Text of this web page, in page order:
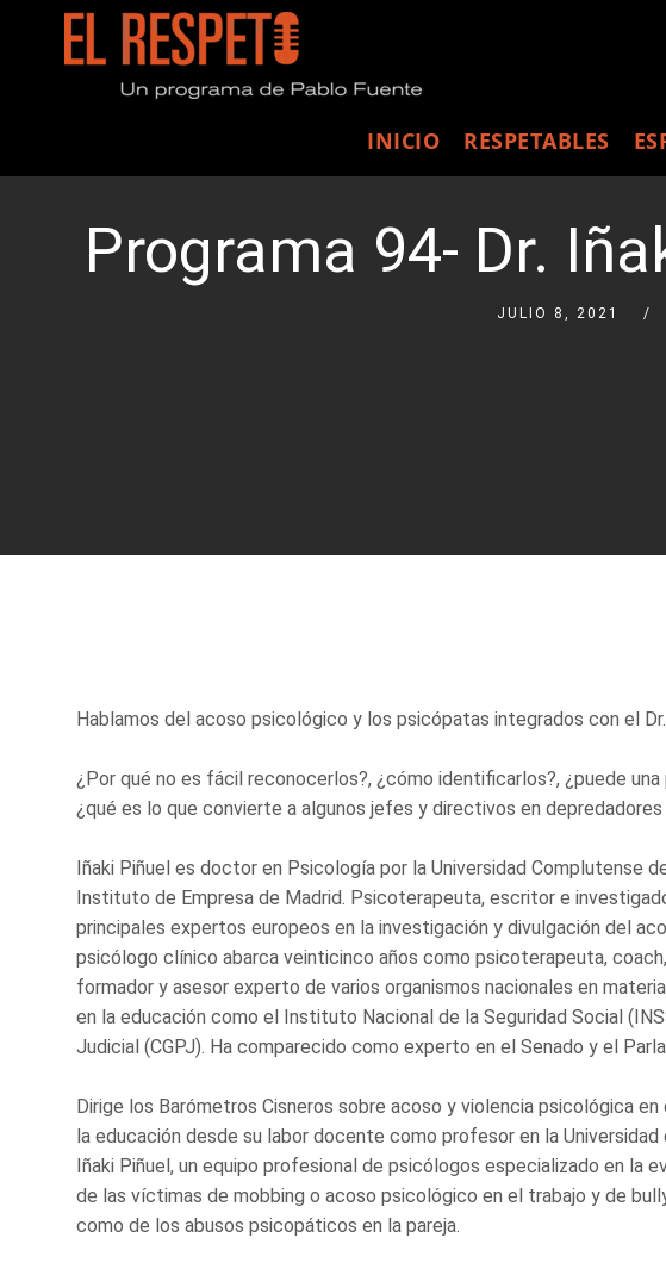
INICIO RESPETABLES
Programa 94- Dr.
JULIO 8, 2021
Hablamos del acoso psicológico y los psicópatas integrados con el
¿Por qué no es fácil reconocerlos?, ¿cómo identificarlos?, ¿puede
¿qué es lo que convierte a algunos jefes y directivos en depredadores
Iñaki Piñuel es doctor en Psicología por la Universidad Complutense
Instituto de Empresa de Madrid. Psicoterapeuta, escritor e
principales expertos europeos en la investigación y divulgación del
psicólogo clínico abarca veinticinco años como psicoterapeuta,
formador y asesor experto de varios organismos nacionales en
en la educación como el Instituto Nacional de la Seguridad Social
Judicial (CGPJ). Ha comparecido como experto en el Senado y el
Dirige los Barómetros Cisneros sobre acoso y violencia psicológica
la educación desde su labor docente como profesor en la
Iñaki Piñuel, un equipo profesional de psicólogos especializado en la
de las víctimas de mobbing o acoso psicológico en el trabajo y de
como de los abusos psicopáticos en la pareja.